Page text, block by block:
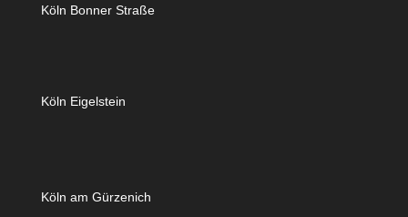
Köln Bonner Straße
Köln Eigelstein
Köln am Gürzenich